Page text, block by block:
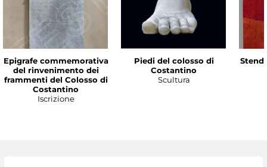
Epigrafe commemorativa
del rinvenimento dei
frammenti del Colosso di
Costantino
Iscrizione
Piedi del colosso di
Costantino
Scultura